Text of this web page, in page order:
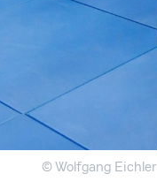
© Wolfgang Eichler